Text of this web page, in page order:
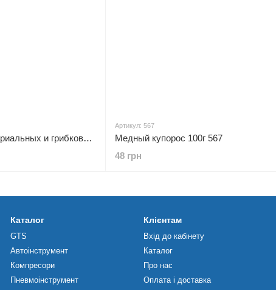
Биофунгицид от бактериальных и грибковых заболеваний универсальный, 20г Effect 0000211
Артикул: 567
Медный купорос 100г 567
48 грн
Каталог
GTS
Автоінструмент
Компресори
Пневмоінструмент
Клієнтам
Вхід до кабінету
Каталог
Про нас
Оплата і доставка